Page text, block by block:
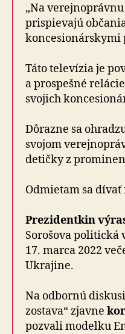
„Na
prispievajú
koncesionárskymi
Táto televízia je
a prospešné
svojich
Dôrazne sa
svojom
detičky z
Odmietam sa
Prezidentkin
Sorošova politická
17. marca 2022
Ukrajine.
Na odbornú
zostava“ zjavne
pozvali modelku